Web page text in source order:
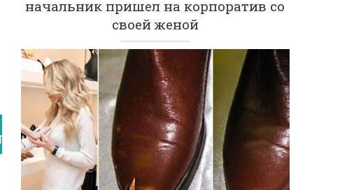
начальник пришел на корпоратив со
своей женой